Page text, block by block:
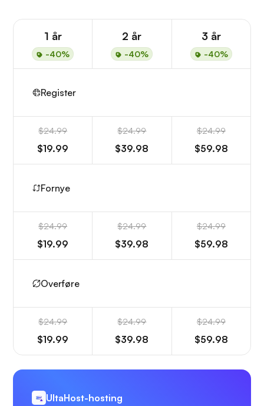
1 år
-40%
2 år
-40%
3 år
-40%
Register
$24.99
$19.99
$24.99
$39.98
$24.99
$59.98
Fornye
$24.99
$19.99
$24.99
$39.98
$24.99
$59.98
Overføre
$24.99
$19.99
$24.99
$39.98
$24.99
$59.98
UltaHost-hosting